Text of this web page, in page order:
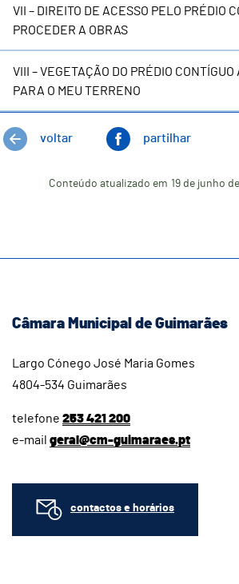
VII – DIREITO DE ACESSO PELO PRÉDIO
PROCEDER A OBRAS
VIII – VEGETAÇÃO DO PRÉDIO CONTÍGUO
PARA O MEU TERRENO
voltar partilhar
Conteúdo atualizado em 19 de junho
Câmara Municipal de Guimarães
Largo Cónego José Maria Gomes
4804-534 Guimarães
telefone 253 421 200
e-mail geral@cm-guimaraes.pt
contactos e horários